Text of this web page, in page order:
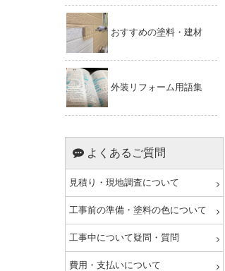
おすすめの塗料・建材
外装リフォーム用語集
よくあるご質問
見積り・現地調査について
工事前の準備・塗料の色について
工事中について疑問・質問
費用・支払いについて